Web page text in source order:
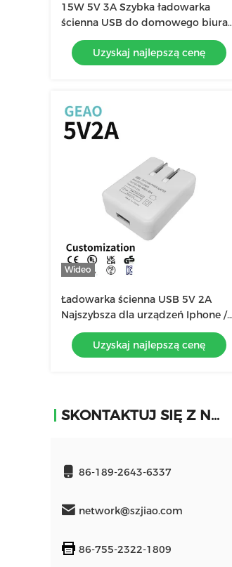
15W 5V 3A Szybka ładowarka
ścienna USB do domowego biura
Ładowarka do gniazda ściennego
Uzyskaj najlepszą cenę
Wideo
Ładowarka ścienna USB 5V 2A
Najszybsza dla urządzeń Iphone /
Android
Uzyskaj najlepszą cenę
SKONTAKTUJ SIĘ Z NAMI
86-189-2643-6337
network@szjiao.com
86-755-2322-1809